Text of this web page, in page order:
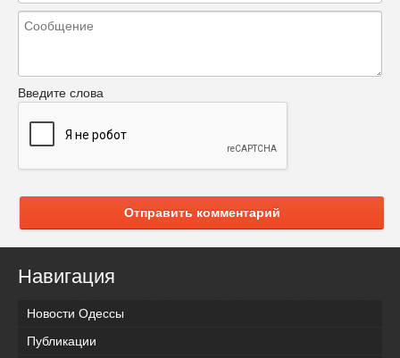
Введите слова
Отправить комментарий
Навигация
Новости Одессы
Публикации